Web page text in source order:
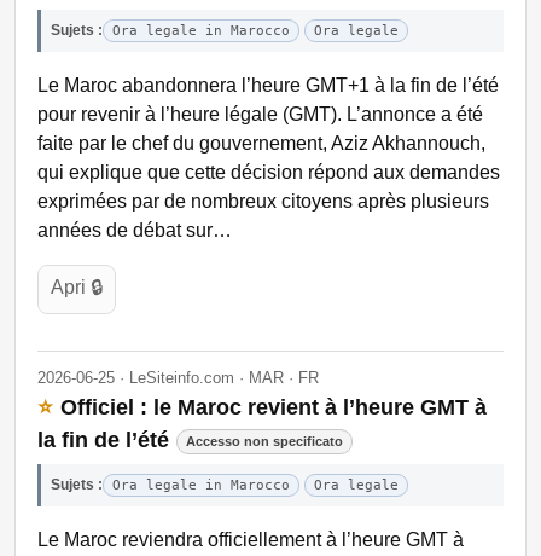
Sujets : Ora legale in Marocco Ora legale
Le Maroc abandonnera l’heure GMT+1 à la fin de l’été
pour revenir à l’heure légale (GMT). L’annonce a été
faite par le chef du gouvernement, Aziz Akhannouch,
qui explique que cette décision répond aux demandes
exprimées par de nombreux citoyens après plusieurs
années de débat sur…
Apri 🔒
2026-06-25 · LeSiteinfo.com · MAR · FR
⭐ Officiel : le Maroc revient à l’heure GMT à
la fin de l’été
Accesso non specificato
Sujets : Ora legale in Marocco Ora legale
Le Maroc reviendra officiellement à l’heure GMT à